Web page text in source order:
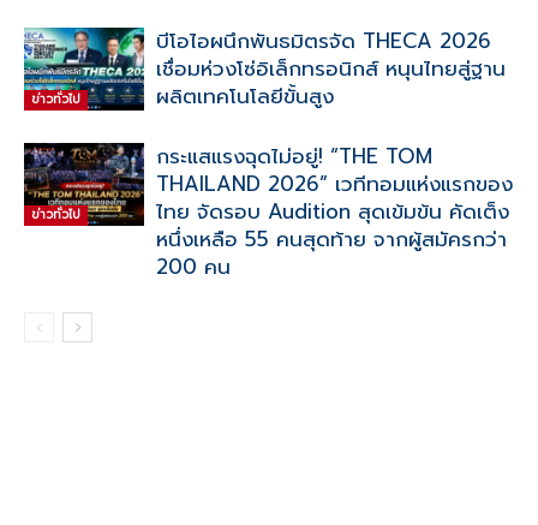
ข่าวทั่วไป
บีโอไอผนึกพันธมิตรจัด THECA 2026
เชื่อมห่วงโซ่อิเล็กทรอนิกส์ หนุนไทยสู่ฐาน
ผลิตเทคโนโลยีขั้นสูง
ข่าวทั่วไป
กระแสแรงฉุดไม่อยู่! “THE TOM
THAILAND 2026” เวทีทอมแห่งแรกของ
ไทย จัดรอบ Audition สุดเข้มข้น คัดเต็ง
หนึ่งเหลือ 55 คนสุดท้าย จากผู้สมัครกว่า
200 คน